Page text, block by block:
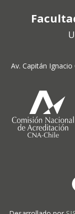
Av. Capitán